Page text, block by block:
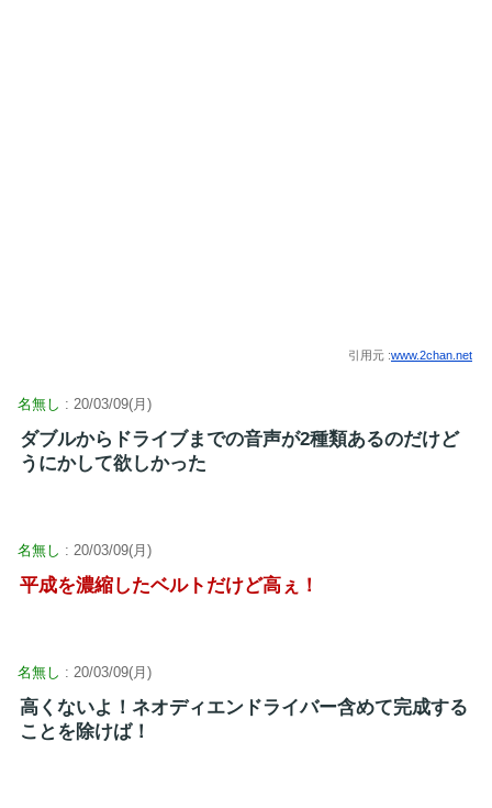
引用元 :www.2chan.net
名無し : 20/03/09(月)
ダブルからドライブまでの音声が2種類あるのだけど
うにかして欲しかった
名無し : 20/03/09(月)
平成を濃縮したベルトだけど高ぇ！
名無し : 20/03/09(月)
高くないよ！ネオディエンドライバー含めて完成する
ことを除けば！